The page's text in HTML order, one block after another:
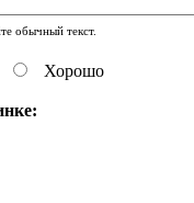
обычный текст.
Хорошо